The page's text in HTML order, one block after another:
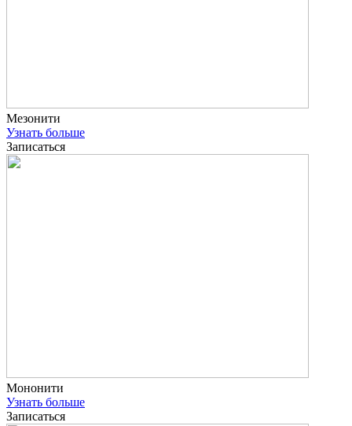
Мезонити
Узнать больше
Записаться
Мононити
Узнать больше
Записаться